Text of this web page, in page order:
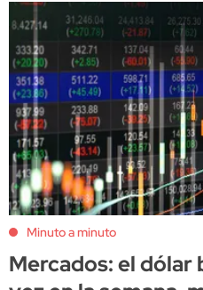
Minuto a minuto
Mercados: el